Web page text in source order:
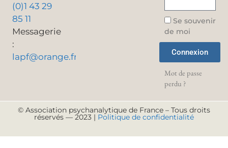
(0)1 43 29
85 11
Messagerie
:
lapf@orange.fr
Se souvenir
de moi
Connexion
Mot de passe
perdu ?
© Association psychanalytique de France – Tous droits
réservés — 2023 | Politique de confidentialité